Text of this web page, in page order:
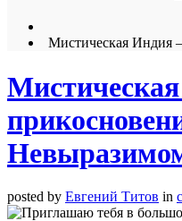
Мистическая Индия
posted by Евгений Титов in